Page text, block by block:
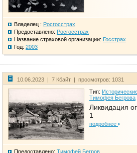
Владелец : Росгосстрах
Предоставлено: Росгосстрах
Название страховой организации: Госстрах
Год: 2003
10.06.2023 | 7 Кбайт | просмотров: 1031
Тип:
Тимофея Бегрова
Ликвидация
1
подробнее
Предоставлено: Тимофей Бегров